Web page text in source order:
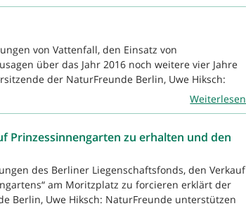
von Vattenfall, den Einsatz von
über das Jahr 2016 noch weitere vier Jahre
der NaturFreunde Berlin, Uwe Hiksch:
Weiterlesen
Prinzessinnengarten zu erhalten und den
des Berliner Liegenschaftsfonds, den Verkauf
am Moritzplatz zu forcieren erklärt der
Berlin, Uwe Hiksch: NaturFreunde unterstützen